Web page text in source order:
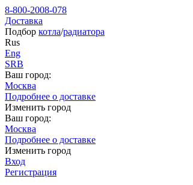
8-800-2008-078
Доставка
Подбор котла/радиатора
Rus
Eng
SRB
Ваш город:
Москва
Подробнее о доставке
Изменить город
Ваш город:
Москва
Подробнее о доставке
Изменить город
Вход
Регистрация